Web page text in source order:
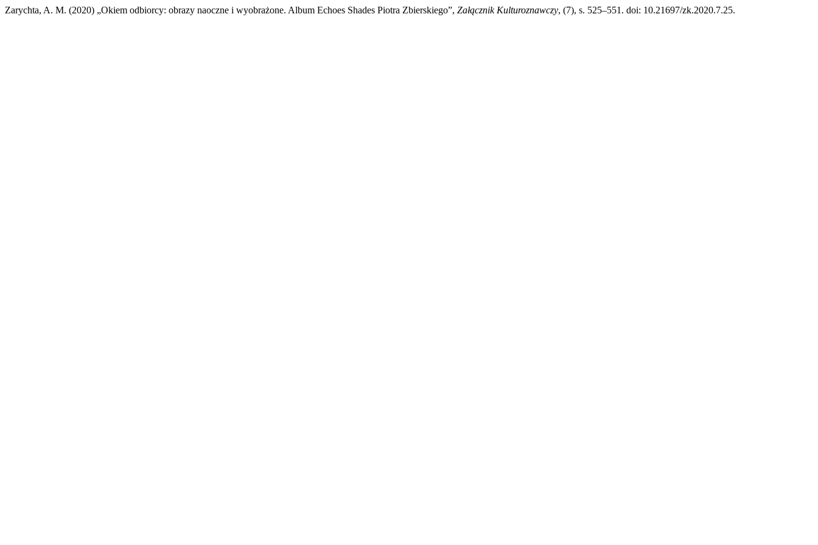
Zarychta, A. M. (2020) „Okiem odbiorcy: obrazy naoczne i wyobrażone. Album Echoes Shades Piotra Zbierskiego”, Załącznik Kulturoznawczy, (7), s. 525–551. doi: 10.21697/zk.2020.7.25.